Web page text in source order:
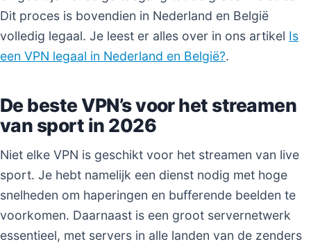
Dit proces is bovendien in Nederland en België
volledig legaal. Je leest er alles over in ons artikel Is
een VPN legaal in Nederland en België?.
De beste VPN’s voor het streamen
van sport in 2026
Niet elke VPN is geschikt voor het streamen van live
sport. Je hebt namelijk een dienst nodig met hoge
snelheden om haperingen en bufferende beelden te
voorkomen. Daarnaast is een groot servernetwerk
essentieel, met servers in alle landen van de zenders